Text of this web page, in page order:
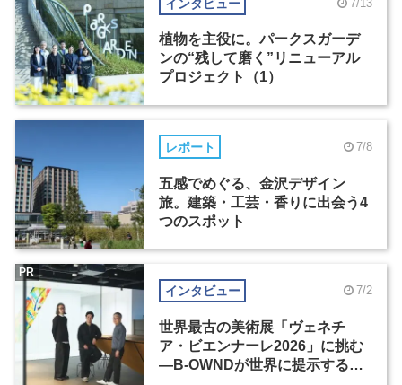
インタビュー 7/13
植物を主役に。パークスガーデ
ンの“残して磨く”リニューアル
プロジェクト（1）
レポート 7/8
五感でめぐる、金沢デザイン
旅。建築・工芸・香りに出会う4
つのスポット
インタビュー 7/2
世界最古の美術展「ヴェネチ
ア・ビエンナーレ2026」に挑む
―B-OWNDが世界に提示する美
PR